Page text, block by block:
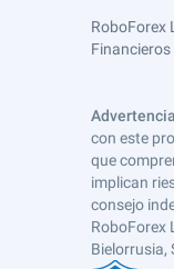
RoboForex
Financieros
con este
que
implican
consejo
RoboForex
Bielorrusia,